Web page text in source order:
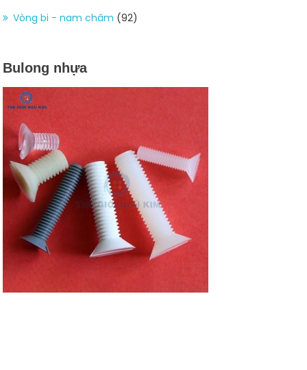
Vòng bi - nam châm (92)
Bulong nhựa